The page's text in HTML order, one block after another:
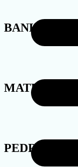
BANHO
MATERIAL
PEDRA